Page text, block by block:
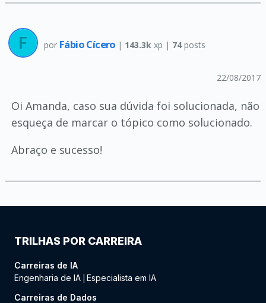
por Fábio Cícero | 143.3k xp | 74posts
22/08/2017
Oi Amanda, caso sua dúvida foi solucionada, não
esqueça de marcar o tópico como solucionado.
Abraço e sucesso!
TRILHAS POR CARREIRA
Carreiras de IA
Engenharia de IA Especialista em IA
Carreiras de Dados